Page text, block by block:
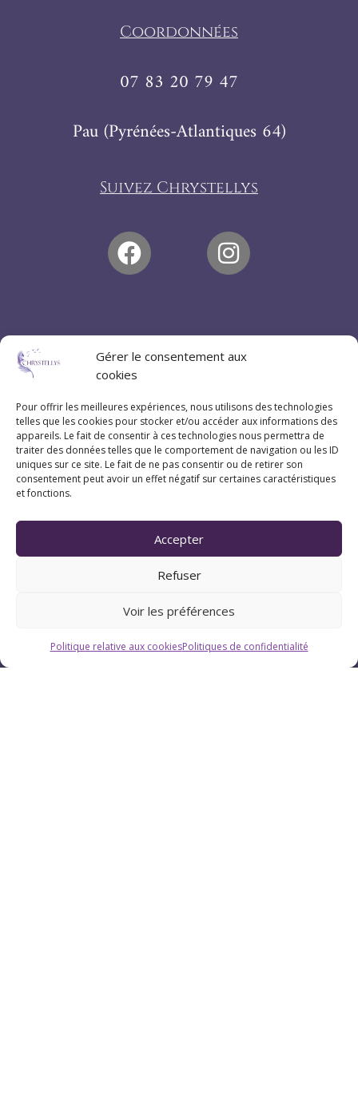
Gérer le consentement aux
cookies
Pour offrir les meilleures expériences, nous utilisons des technologies
telles que les cookies pour stocker et/ou accéder aux informations des
appareils. Le fait de consentir à ces technologies nous permettra de
traiter des données telles que le comportement de navigation ou les ID
uniques sur ce site. Le fait de ne pas consentir ou de retirer son
consentement peut avoir un effet négatif sur certaines caractéristiques
et fonctions.
Accepter
Refuser
Voir les préférences
Politique relative aux cookiesPolitiques de confidentialité
Coordonnées
07 83 20 79 47
Pau (Pyrénées-Atlantiques 64)
Suivez Chrystellys
Horaires
Du lundi au vendredi : 9h-12h / 13h-18h
Le samedi : 9h-12h